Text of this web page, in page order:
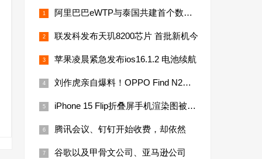
阿里巴巴eWTP与泰国共建首个数字自
联发科发布天玑8200芯片 首批新机今
苹果凌晨紧急发布ios16.1.2 电池续航
刘作虎亲自爆料！OPPO Find N2系列新
iPhone 15 Flip折叠屏手机渲染图被曝光
腾讯会议、钉钉开始收费，却依然
谷歌以及甲骨文公司、亚马逊公司